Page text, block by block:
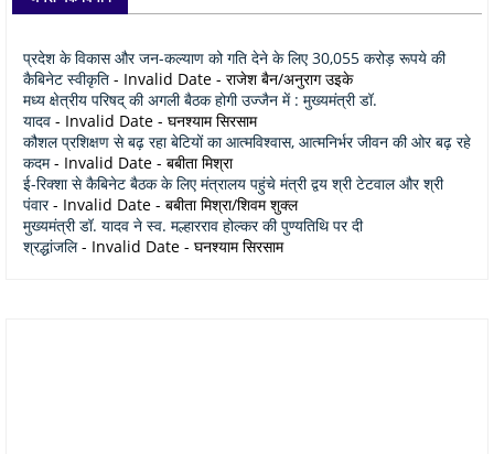
प्रदेश के विकास और जन-कल्याण को गति देने के लिए 30,055 करोड़ रूपये की
कैबिनेट स्वीकृति - Invalid Date - राजेश बैन/अनुराग उइके
मध्य क्षेत्रीय परिषद् की अगली बैठक होगी उज्जैन में : मुख्यमंत्री डॉ.
यादव - Invalid Date - घनश्याम सिरसाम
कौशल प्रशिक्षण से बढ़ रहा बेटियों का आत्मविश्वास, आत्मनिर्भर जीवन की ओर बढ़ रहे
कदम- Invalid Date - बबीता मिश्रा
ई-रिक्शा से कैबिनेट बैठक के लिए मंत्रालय पहुंचे मंत्री द्वय श्री टेटवाल और श्री
पंवार- Invalid Date - बबीता मिश्रा/शिवम शुक्ल
मुख्यमंत्री डॉ. यादव ने स्व. मल्हारराव होल्कर की पुण्यतिथि पर दी
श्रद्धांजलि- Invalid Date - घनश्याम सिरसाम